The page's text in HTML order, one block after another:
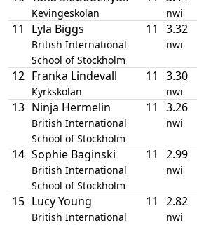
Kevingeskolan nwi
11 Lyla Biggs
British International
School of Stockholm
11 3.32
nwi
12 Franka Lindevall
Kyrkskolan
11 3.30
nwi
13 Ninja Hermelin
British International
School of Stockholm
11 3.26
nwi
14 Sophie Baginski
British International
School of Stockholm
11 2.99
nwi
15 Lucy Young
British International
11 2.82
nwi